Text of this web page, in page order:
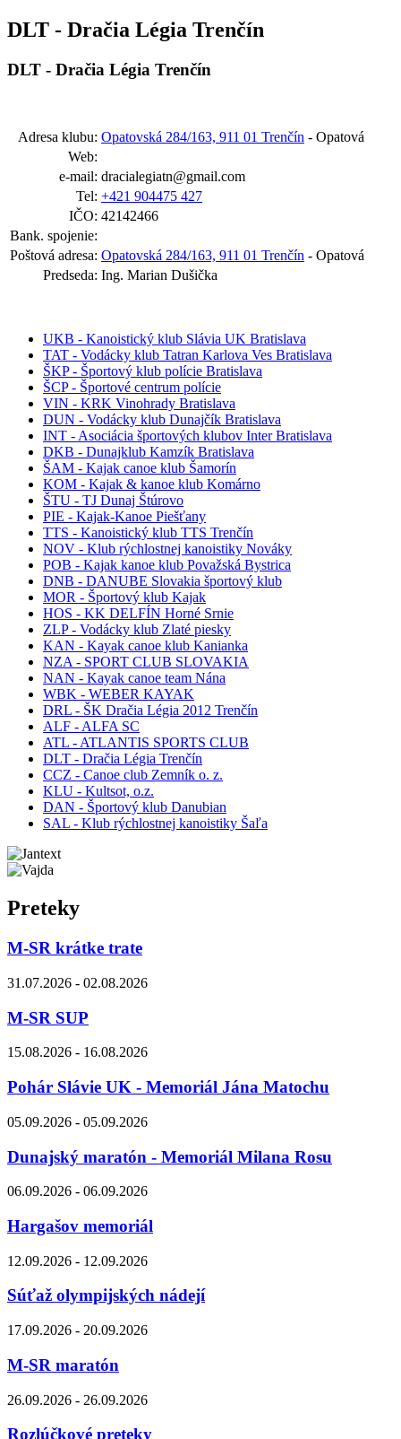
DLT - Dračia Légia Trenčín
DLT - Dračia Légia Trenčín
Adresa klubu: Opatovská 284/163, 911 01 Trenčín - Opatová
Web:
e-mail: dracialegiatn@gmail.com
Tel: +421 904475 427
IČO: 42142466
Bank. spojenie:
Poštová adresa: Opatovská 284/163, 911 01 Trenčín - Opatová
Predseda: Ing. Marian Dušička
UKB - Kanoistický klub Slávia UK Bratislava
TAT - Vodácky klub Tatran Karlova Ves Bratislava
ŠKP - Športový klub polície Bratislava
ŠCP - Športové centrum polície
VIN - KRK Vinohrady Bratislava
DUN - Vodácky klub Dunajčík Bratislava
INT - Asociácia športových klubov Inter Bratislava
DKB - Dunajklub Kamzík Bratislava
ŠAM - Kajak canoe klub Šamorín
KOM - Kajak & kanoe klub Komárno
ŠTU - TJ Dunaj Štúrovo
PIE - Kajak-Kanoe Piešťany
TTS - Kanoistický klub TTS Trenčín
NOV - Klub rýchlostnej kanoistiky Nováky
POB - Kajak kanoe klub Považská Bystrica
DNB - DANUBE Slovakia športový klub
MOR - Športový klub Kajak
HOS - KK DELFÍN Horné Srnie
ZLP - Vodácky klub Zlaté piesky
KAN - Kayak canoe klub Kanianka
NZA - SPORT CLUB SLOVAKIA
NAN - Kayak canoe team Nána
WBK - WEBER KAYAK
DRL - ŠK Dračia Légia 2012 Trenčín
ALF - ALFA SC
ATL - ATLANTIS SPORTS CLUB
DLT - Dračia Légia Trenčín
CCZ - Canoe club Zemník o. z.
KLU - Kultsot, o.z.
DAN - Športový klub Danubian
SAL - Klub rýchlostnej kanoistiky Šaľa
Preteky
M-SR krátke trate
31.07.2026 - 02.08.2026
M-SR SUP
15.08.2026 - 16.08.2026
Pohár Slávie UK - Memoriál Jána Matochu
05.09.2026 - 05.09.2026
Dunajský maratón - Memoriál Milana Rosu
06.09.2026 - 06.09.2026
Hargašov memoriál
12.09.2026 - 12.09.2026
Súťaž olympijských nádejí
17.09.2026 - 20.09.2026
M-SR maratón
26.09.2026 - 26.09.2026
Rozlúčkové preteky